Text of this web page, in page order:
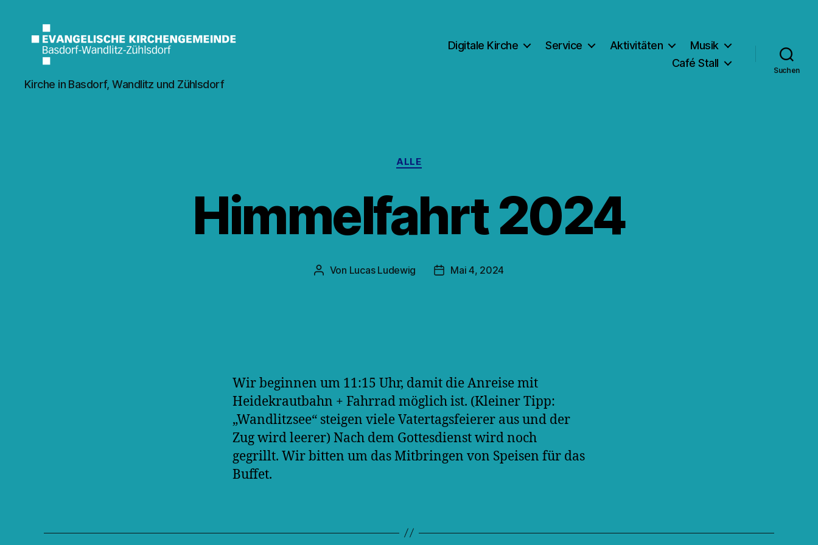
Kirche
Wandlitz
Kirche in Basdorf, Wandlitz und Zühlsdorf
Digitale Kirche Service Aktivitäten
Musik
Café Stall
Suchen
Kategorien
ALLE
Himmelfahrt 2024
Beitragsautor
Von Lucas Ludewig Veröffentlichungsdatum
Mai 4, 2024
Wir beginnen um 11:15 Uhr, damit die Anreise mit
Heidekrautbahn + Fahrrad möglich ist. (Kleiner Tipp:
„Wandlitzsee“ steigen viele Vatertagsfeierer aus und der
Zug wird leerer) Nach dem Gottesdienst wird noch
gegrillt. Wir bitten um das Mitbringen von Speisen für das
Buffet.